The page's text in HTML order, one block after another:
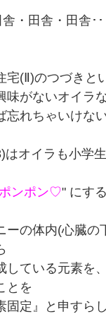
・田舎・田舎･
宅(Ⅱ)のつづきと
味がないオイラ
忘れちゃいけな
オイラも小学
ンポン♡" にす
ーの体内(心臓の
している元素を
とを
固定』と申すら